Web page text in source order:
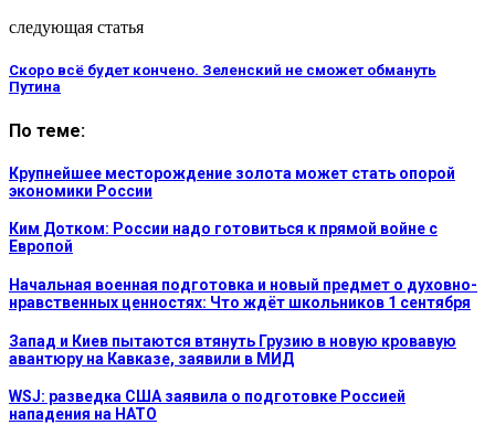
следующая статья
Скоро всё будет кончено. Зеленский не сможет обмануть
Путина
По теме:
Крупнейшее месторождение золота может стать опорой
экономики России
Ким Дотком: России надо готовиться к прямой войне с
Европой
Начальная военная подготовка и новый предмет о духовно-
нравственных ценностях: Что ждёт школьников 1 сентября
Запад и Киев пытаются втянуть Грузию в новую кровавую
авантюру на Кавказе, заявили в МИД
WSJ: разведка США заявила о подготовке Россией
нападения на НАТО